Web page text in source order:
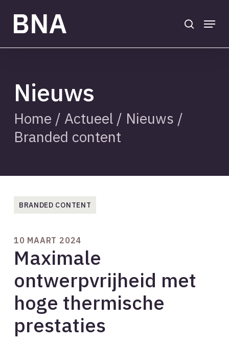
main
Menu
Nieuws
Home / Actueel/ Nieuws /
Branded content
BRANDED CONTENT
10 MAART 2024
Maximale
ontwerpvrijheid met
hoge thermische
prestaties
Close